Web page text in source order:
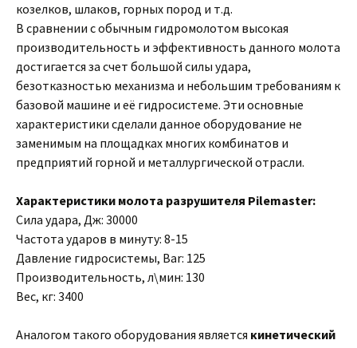
козелков, шлаков, горных пород и т.д.
В сравнении с обычным гидромолотом высокая
производительность и эффективность данного молота
достигается за счет большой силы удара,
безотказностью механизма и небольшим требованиям к
базовой машине и её гидросистеме. Эти основные
характеристики сделали данное оборудование не
заменимым на площадках многих комбинатов и
предприятий горной и металлургической отрасли.
Характеристики молота разрушителя Pilemaster:
Cила удара, Дж: 30000
Частота ударов в минуту: 8-15
Давление гидросистемы, Bar: 125
Производительность, л\мин: 130
Вес, кг: 3400
Аналогом такого оборудования является кинетический